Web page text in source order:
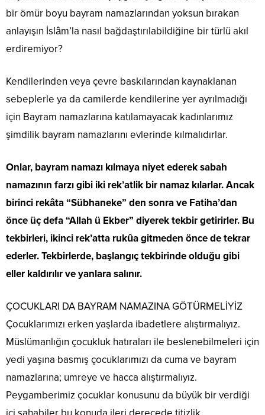
bir ömür boyu bayram namazlarından yoksun bırakan
anlayışın İslâm’la nasıl bağdaştırılabildiğine bir türlü akıl
erdiremiyor?
Kendilerinden veya çevre baskılarından kaynaklanan
sebeplerle ya da camilerde kendilerine yer ayrılmadığı
için Bayram namazlarına katılamayacak kadınlarımız
şimdilik bayram namazlarını evlerinde kılmalıdırlar.
Onlar, bayram namazı kılmaya niyet ederek sabah
namazının farzı gibi iki rek’atlik bir namaz kılarlar. Ancak
birinci rekâta “Sübhaneke” den sonra ve Fatiha’dan
önce üç defa “Allah ü Ekber” diyerek tekbir getirirler. Bu
tekbirleri, ikinci rek’atta rukûa gitmeden önce de tekrar
ederler. Tekbirlerde, başlangıç tekbirinde olduğu gibi
eller kaldırılır ve yanlara salınır.
ÇOCUKLARI DA BAYRAM NAMAZINA GÖTÜRMELİYİZ
Çocuklarımızı erken yaşlarda ibadetlere alıştırmalıyız.
Müslümanlığın çocukluk hatıraları ile beslenebilmeleri için
yedi yaşına basmış çocuklarımızı da cuma ve bayram
namazlarına; umreye ve hacca alıştırmalıyız.
Peygamberimiz çocuklar konusunu da büyük bir verdiği